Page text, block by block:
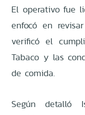
El operativo fue
enfocó en
verificó el
Tabaco y las
de comida.
Según detalló